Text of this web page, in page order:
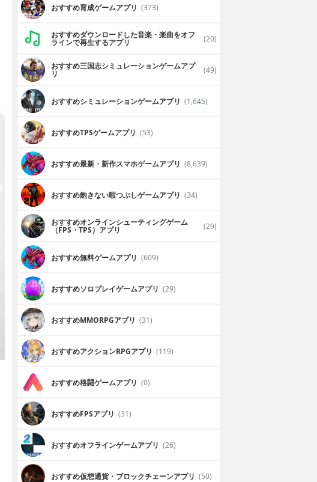
おすすめ育成ゲームアプリ (373)
おすすめダウンロードした音楽・楽曲をオフ
ラインで再生するアプリ (20)
おすすめ三国志シミュレーションゲームアプ
リ (49)
おすすめシミュレーションゲームアプリ (1,645)
おすすめTPSゲームアプリ (53)
おすすめ最新・新作スマホゲームアプリ (8,639)
おすすめ飽きない暇つぶしゲームアプリ (34)
おすすめオンラインシューティングゲーム
（FPS・TPS）アプリ (29)
おすすめ無料ゲームアプリ (609)
おすすめソロプレイゲームアプリ (29)
おすすめ MMORPGアプリ (31)
おすすめアクションRPGアプリ (119)
おすすめ格闘ゲームアプリ (0)
おすすめFPSアプリ (31)
おすすめオフラインゲームアプリ (26)
おすすめ仮想通貨・ブロックチェーンアプリ (50)